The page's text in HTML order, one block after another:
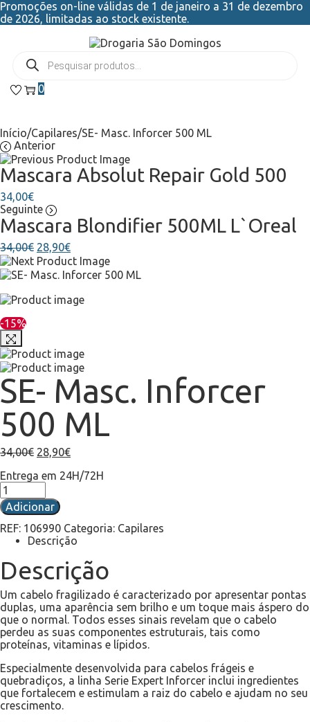
Promoções on-line válidas de 1 de janeiro a 31 de dezembro
de 2026, limitadas ao stock existente.
0
Início/Capilares/SE- Masc. Inforcer 500 ML
Anterior
Mascara Absolut Repair Gold 500
34,00€
Seguinte
Mascara Blondifier 500ML L`Oreal
34,00€ 28,90€
-15%
SE- Masc. Inforcer
500 ML
34,00€ 28,90€
Entrega em 24H/72H
Adicionar
REF: 106990 Categoria: Capilares
Descrição
Descrição
Um cabelo fragilizado é caracterizado por apresentar pontas
duplas, uma aparência sem brilho e um toque mais áspero do
que o normal. Todos esses sinais revelam que o cabelo
perdeu as suas componentes estruturais, tais como
proteínas, vitaminas e lípidos.
Especialmente desenvolvida para cabelos frágeis e
quebradiços, a linha Serie Expert Inforcer inclui ingredientes
que fortalecem e estimulam a raiz do cabelo e ajudam no seu
crescimento.